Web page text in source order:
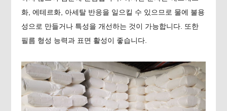
화, 에테르화, 아세탈 반응을 일으킬 수 있으므로 물에 불용
성으로 만들거나 특성을 개선하는 것이 가능합니다. 또한
필름 형성 능력과 표면 활성이 좋습니다.